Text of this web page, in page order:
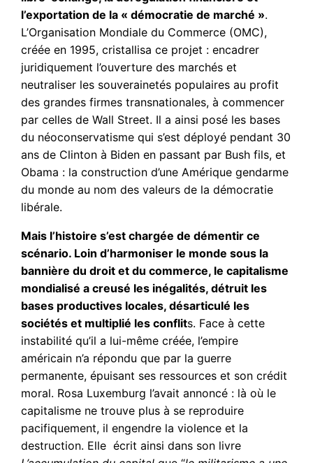
l’exportation de la « démocratie de marché ».
L’Organisation Mondiale du Commerce (OMC),
créée en 1995, cristallisa ce projet : encadrer
juridiquement l’ouverture des marchés et
neutraliser les souverainetés populaires au profit
des grandes firmes transnationales, à commencer
par celles de Wall Street. Il a ainsi posé les bases
du néoconservatisme qui s’est déployé pendant 30
ans de Clinton à Biden en passant par Bush fils, et
Obama : la construction d’une Amérique gendarme
du monde au nom des valeurs de la démocratie
libérale.
Mais l’histoire s’est chargée de démentir ce
scénario. Loin d’harmoniser le monde sous la
bannière du droit et du commerce, le capitalisme
mondialisé a creusé les inégalités, détruit les
bases productives locales, désarticulé les
sociétés et multiplié les conflits. Face à cette
instabilité qu’il a lui-même créée, l’empire
américain n’a répondu que par la guerre
permanente, épuisant ses ressources et son crédit
moral. Rosa Luxemburg l’avait annoncé : là où le
capitalisme ne trouve plus à se reproduire
pacifiquement, il engendre la violence et la
destruction. Elle écrit ainsi dans son livre